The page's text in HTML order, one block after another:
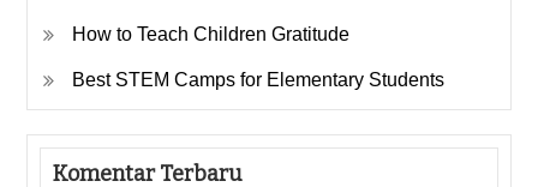
How to Teach Children Gratitude
Best STEM Camps for Elementary Students
Komentar Terbaru